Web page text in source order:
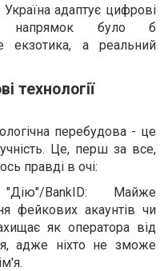
адаптує цифрові
напрямок було б
а реальний
технології
перебудова - це
Це, перш за все,
правді в очі:
BankID: Майже
фейкових акаунтів чи
як оператора від
адже ніхто не зможе